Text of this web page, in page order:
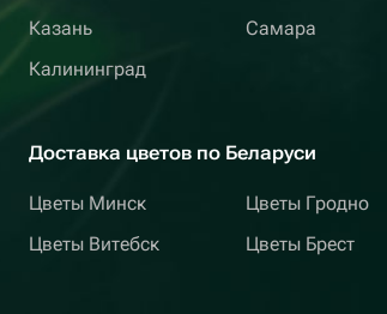
Казань
Калининград
Самара
Доставка цветов по Беларуси
Цветы Минск
Цветы Витебск
Цветы Гродно
Цветы Брест